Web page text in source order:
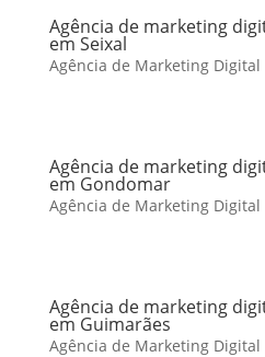
Agência de marketing
em Seixal
Agência de Marketing Digital
Agência de marketing
em Gondomar
Agência de Marketing Digital
Agência de marketing
em Guimarães
Agência de Marketing Digital